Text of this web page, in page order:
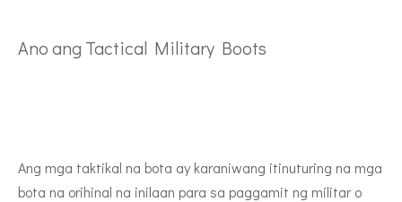
Ano ang Tactical Military Boots
Ang mga taktikal na bota ay karaniwang itinuturing na mga
bota na orihinal na inilaan para sa paggamit ng militar o